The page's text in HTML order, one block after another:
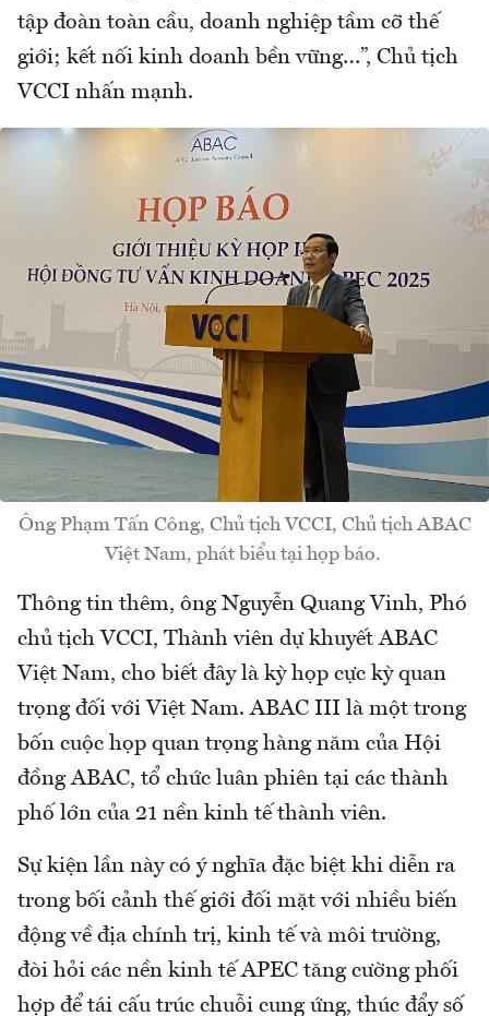
tập đoàn toàn cầu, doanh nghiệp tầm cỡ thế
giới; kết nối kinh doanh bền vững…”, Chủ tịch
VCCI nhấn mạnh.
Ông Phạm Tấn Công, Chủ tịch VCCI, Chủ tịch ABAC
Việt Nam, phát biểu tại họp báo.
Thông tin thêm, ông Nguyễn Quang Vinh, Phó
chủ tịch VCCI, Thành viên dự khuyết ABAC
Việt Nam, cho biết đây là kỳ họp cực kỳ quan
trọng đối với Việt Nam. ABAC III là một trong
bốn cuộc họp quan trọng hàng năm của Hội
đồng ABAC, tổ chức luân phiên tại các thành
phố lớn của 21 nền kinh tế thành viên.
Sự kiện lần này có ý nghĩa đặc biệt khi diễn ra
trong bối cảnh thế giới đối mặt với nhiều biến
động về địa chính trị, kinh tế và môi trường,
đòi hỏi các nền kinh tế APEC tăng cường phối
hợp để tái cấu trúc chuỗi cung ứng, thúc đẩy số